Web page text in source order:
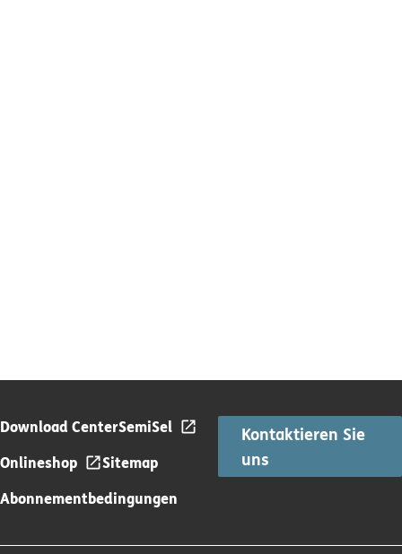
Download CenterSemiSel
Onlineshop
Sitemap
Abonnementbedingungen
Kontaktieren Sie
uns